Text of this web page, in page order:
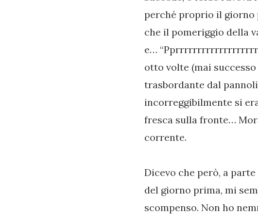
perché proprio il giorno
che il pomeriggio della
e…
otto volte (mai
trasbordante dal
incorreggibilmente si
fresca sulla fronte…
corrente.
Dicevo che però, a
del giorno prima, mi
scompenso. Non ho